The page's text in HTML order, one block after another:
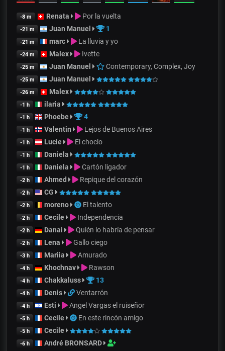
-8 m Renata Por la vuelta
-21 m Juan Manuel 1
-21 m marc La lluvia y yo
-24 m Malex Ivette
-25 m Juan Manuel Contemporary, Complex, Joy
-25 m Juan Manuel
-26 m Malex
-1 h ilaria
-1 h Phoebe 4
-1 h Valentin Lejos de Buenos Aires
-1 h Lucie El choclo
-1 h Daniela
-1 h Daniela Cartón ligador
-2 h Ahmed Repique del corazón
-2 h CG
-2 h moreno El talento
-2 h Cecile Independencia
-2 h Danai Quién lo habría de pensar
-2 h Lena Gallo ciego
-3 h Mariia Amurado
-4 h Khochnav Rawson
-4 h Chakkaluss 13
-4 h Denis Ventarrón
-4 h Esti Angel Vargas el ruiseñor
-5 h Cecile En este rincón amigo
-5 h Cecile
-6 h André BRONSARD